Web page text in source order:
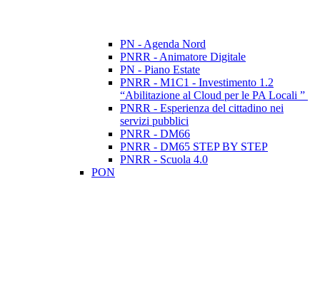
PN - Agenda Nord
PNRR - Animatore Digitale
PN - Piano Estate
PNRR - M1C1 - Investimento 1.2
“Abilitazione al Cloud per le PA Locali ”
PNRR - Esperienza del cittadino nei
servizi pubblici
PNRR - DM66
PNRR - DM65 STEP BY STEP
PNRR - Scuola 4.0
PON